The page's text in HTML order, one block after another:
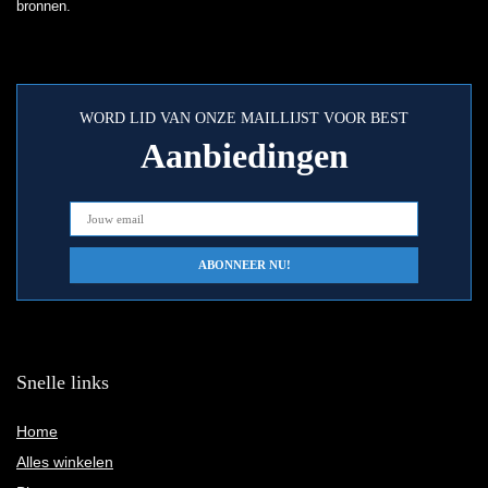
bronnen.
WORD LID VAN ONZE MAILLIJST VOOR BEST
Aanbiedingen
Snelle links
Home
Alles winkelen